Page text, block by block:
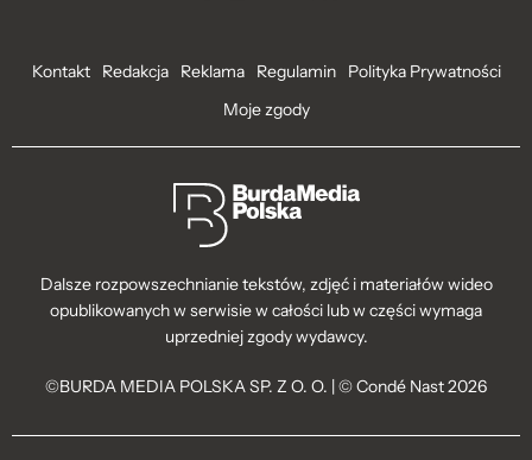
Kontakt Redakcja Reklama Regulamin
Polityka Prywatności
Moje zgody
Dalsze rozpowszechnianie tekstów, zdjęć i materiałów wideo
opublikowanych w serwisie w całości lub w części wymaga
uprzedniej zgody wydawcy.
©BURDA MEDIA POLSKA SP. Z O. O. | © Condé Nast 2026